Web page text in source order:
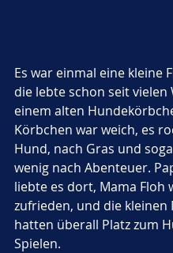
Es war einmal eine kleine
die lebte schon seit vielen
einem alten
Körbchen war weich, es
Hund, nach Gras und
wenig nach Abenteuer.
liebte es dort, Mama Floh
zufrieden, und die kleinen
hatten überall Platz zum
Spielen.